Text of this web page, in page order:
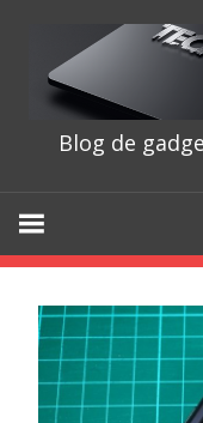
content
Blog de